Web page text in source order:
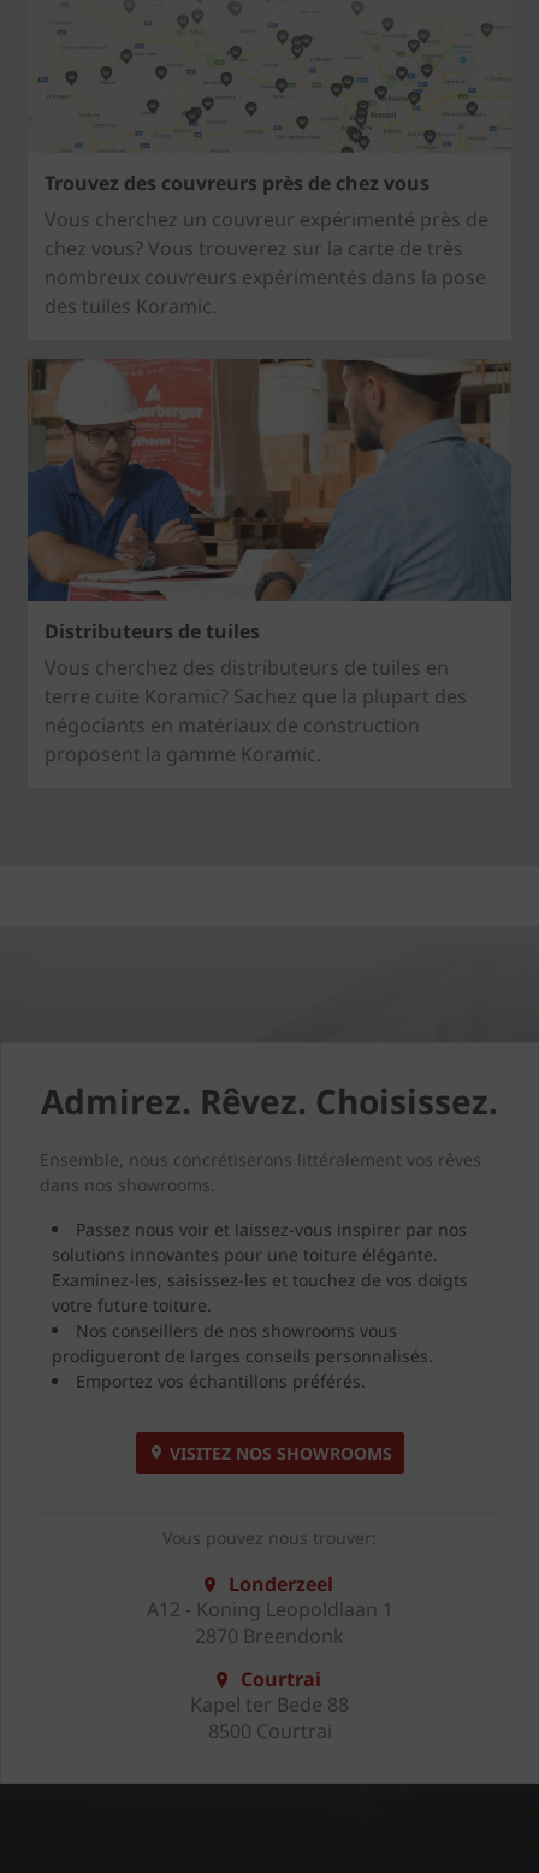
Trouvez des couvreurs près de chez vous
Vous cherchez un couvreur expérimenté près de
chez vous? Vous trouverez sur la carte de très
nombreux couvreurs expérimentés dans la pose
des tuiles Koramic.
Distributeurs de tuiles
Vous cherchez des distributeurs de tuiles en
terre cuite Koramic? Sachez que la plupart des
négociants en matériaux de construction
proposent la gamme Koramic.
Admirez. Rêvez. Choisissez.
Ensemble, nous concrétiserons littéralement vos rêves
dans nos showrooms.
Passez nous voir et laissez-vous inspirer par nos
solutions innovantes pour une toiture élégante.
Examinez-les, saisissez-les et touchez de vos doigts
votre future toiture.
Nos conseillers de nos showrooms vous
prodigueront de larges conseils personnalisés.
Emportez vos échantillons préférés.
VISITEZ NOS SHOWROOMS
Vous pouvez nous trouver:
Londerzeel
A12 - Koning Leopoldlaan 1
2870 Breendonk
Courtrai
Kapel ter Bede 88
8500 Courtrai